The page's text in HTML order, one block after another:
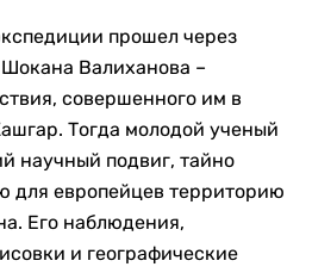
прошел через
Валиханова –
совершенного им в
Тогда молодой ученый
научный подвиг, тайно
для европейцев территорию
Его наблюдения,
и географические